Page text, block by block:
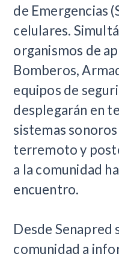
de Emergencias
celulares.
organismos de
Bomberos,
equipos de
desplegarán en
sistemas
terremoto y
a la comunidad
encuentro.
Desde Senapred
comunidad a